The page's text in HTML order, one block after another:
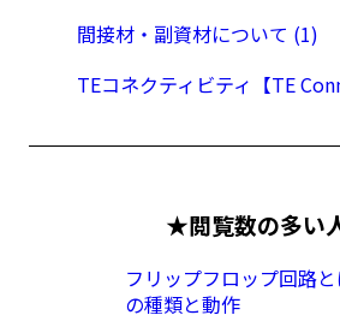
間接材・副資材について (1)
TEコネクティビティ【TE
★閲覧数の多い
フリップフロップ回路
の種類と動作